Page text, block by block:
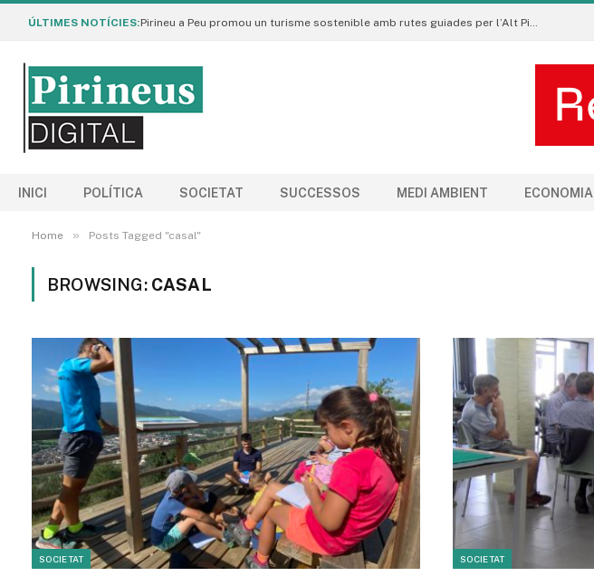
ÚLTIMES NOTÍCIES: Pirineu a Peu promou un turisme sostenible amb rutes guiades per l’Alt Pirineu i l’Aran
INICI POLÍTICA SOCIETAT SUCCESSOS MEDI AMBIENT ECONOMIA
Home » Posts Tagged "casal"
BROWSING: CASAL
SOCIETAT SOCIETAT